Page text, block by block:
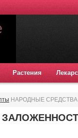
Растения
НАРОДНЫЕ